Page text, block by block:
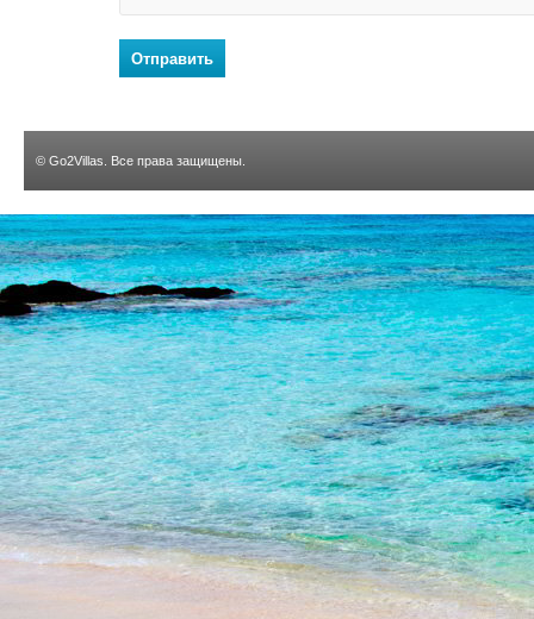
Отправить
© Go2Villas . Все права защищены.